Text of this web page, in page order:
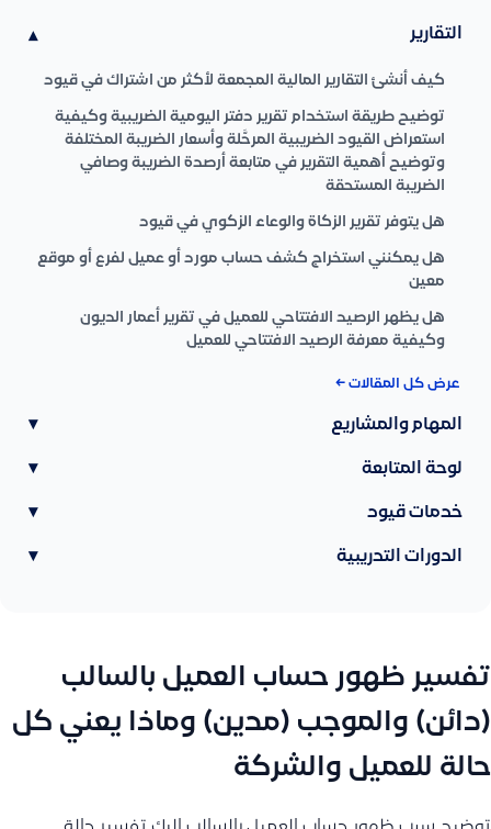
التقارير ▾
كيف أنشئ التقارير المالية المجمعة لأكثر من اشتراك في قيود
توضيح طريقة استخدام تقرير دفتر اليومية الضريبية وكيفية
استعراض القيود الضريبية المرحَّلة وأسعار الضريبة المختلفة
وتوضيح أهمية التقرير في متابعة أرصدة الضريبة وصافي
الضريبة المستحقة
هل يتوفر تقرير الزكاة والوعاء الزكوي في قيود
هل يمكنني استخراج كشف حساب مورد أو عميل لفرع أو موقع
معين
هل يظهر الرصيد الافتتاحي للعميل في تقرير أعمار الديون
وكيفية معرفة الرصيد الافتتاحي للعميل
عرض كل المقالات ←
المهام والمشاريع ▾
لوحة المتابعة ▾
خدمات قيود ▾
الدورات التدريبية ▾
تفسير ظهور حساب العميل بالسالب
(دائن) والموجب (مدين) وماذا يعني كل
حالة للعميل والشركة